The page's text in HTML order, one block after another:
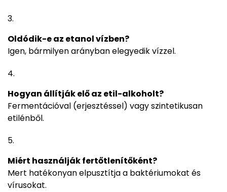
Oldódik-e az etanol vízben?
Igen, bármilyen arányban elegyedik vízzel.
Hogyan állítják elő az etil-alkoholt?
Fermentációval (erjesztéssel) vagy szintetikusan
etilénből.
Miért használják fertőtlenítőként?
Mert hatékonyan elpusztítja a baktériumokat és
vírusokat.